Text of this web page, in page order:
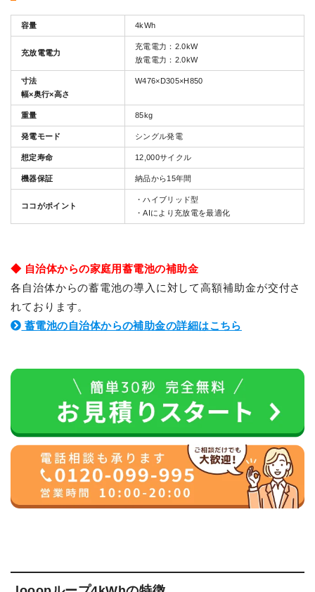
容量 4kWh
充放電電力
充電電力：2.0kW
放電電力：2.0kW
寸法
幅×奥行×高さ
W476×D305×H850
重量 85kg
発電モード シングル発電
想定寿命 12,000サイクル
機器保証 納品から15年間
ココがポイント
・ハイブリッド型
・AIにより充放電を最適化
◆ 自治体からの家庭用蓄電池の補助金
各自治体からの蓄電池の導入に対して高額補助金が交付さ
れております。
蓄電池の自治体からの補助金の詳細はこちら